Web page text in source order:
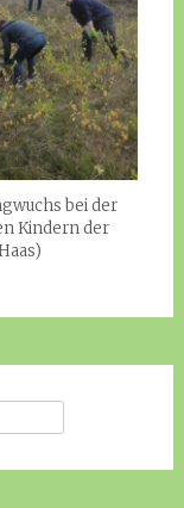
bei der
Kindern der